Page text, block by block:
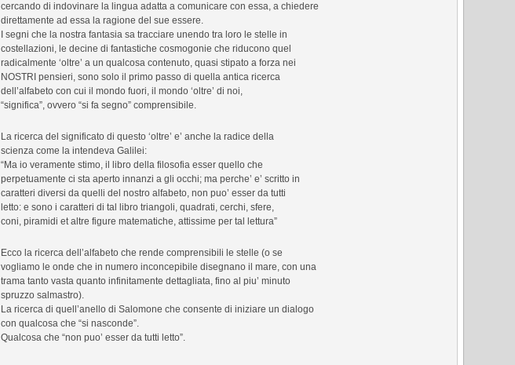
cercando di indovinare la lingua adatta a comunicare con essa, a chiedere
direttamente ad essa la ragione del sue essere.
I segni che la nostra fantasia sa tracciare unendo tra loro le stelle in
costellazioni, le decine di fantastiche cosmogonie che riducono quel
radicalmente ‘oltre’ a un qualcosa contenuto, quasi stipato a forza nei
NOSTRI pensieri, sono solo il primo passo di quella antica ricerca
dell’alfabeto con cui il mondo fuori, il mondo ‘oltre’ di noi,
“significa”, ovvero “si fa segno” comprensibile.
La ricerca del significato di questo ‘oltre’ e’ anche la radice della
scienza come la intendeva Galilei:
“Ma io veramente stimo, il libro della filosofia esser quello che
perpetuamente ci sta aperto innanzi a gli occhi; ma perche’ e’ scritto in
caratteri diversi da quelli del nostro alfabeto, non puo’ esser da tutti
letto: e sono i caratteri di tal libro triangoli, quadrati, cerchi, sfere,
coni, piramidi et altre figure matematiche, attissime per tal lettura”
Ecco la ricerca dell’alfabeto che rende comprensibili le stelle (o se
vogliamo le onde che in numero inconcepibile disegnano il mare, con una
trama tanto vasta quanto infinitamente dettagliata, fino al piu’ minuto
spruzzo salmastro).
La ricerca di quell’anello di Salomone che consente di iniziare un dialogo
con qualcosa che “si nasconde”.
Qualcosa che “non puo’ esser da tutti letto”.